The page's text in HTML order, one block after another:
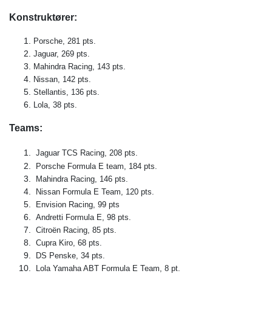
Konstruktører:
Porsche, 281 pts.
Jaguar, 269 pts.
Mahindra Racing, 143 pts.
Nissan, 142 pts.
Stellantis, 136 pts.
Lola, 38 pts.
Teams:
Jaguar TCS Racing, 208 pts.
Porsche Formula E team, 184 pts.
Mahindra Racing, 146 pts.
Nissan Formula E Team, 120 pts.
Envision Racing, 99 pts
Andretti Formula E, 98 pts.
Citroën Racing, 85 pts.
Cupra Kiro, 68 pts.
DS Penske, 34 pts.
Lola Yamaha ABT Formula E Team, 8 pt.